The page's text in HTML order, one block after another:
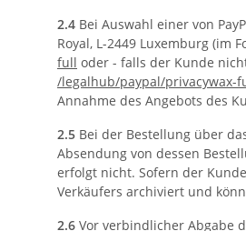
2.4 Bei Auswahl einer von
Royal, L-2449 Luxemburg (im
full oder - falls der Kunde
/legalhub/paypal/privacywax-
Annahme des Angebots des
2.5 Bei der Bestellung über
Absendung von dessen
erfolgt nicht. Sofern der
Verkäufers archiviert und
2.6 Vor verbindlicher Abgabe